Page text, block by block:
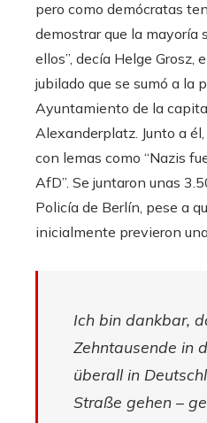
pero como demócratas
demostrar que la mayoría
ellos”, decía Helge Grosz,
jubilado que se sumó a la
Ayuntamiento de la
Alexanderplatz. Junto a
con lemas como “Nazis
AfD”. Se juntaron unas
Policía de Berlín, pese a
inicialmente previeron
Ich bin dankbar,
Zehntausende in
überall in
Straße gehen –